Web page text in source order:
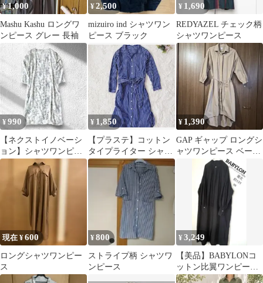
¥1,000
Mashu Kashu ロングワ
ンピース グレー 長袖
¥2,500
mizuiro ind シャツワン
ピース ブラック
¥ 1,690
REDYAZEL チェック柄
シャツワンピース
¥990
【ネクストイノベーシ
ョン】シャツワンピー
ス 花柄 袖ロールアップ
可 M-L
¥ 1,850
【プラステ】コットン
タイプライター シャツ
ワンピース ストライプ
柄 羽織 M
¥ 1,390
GAP ギャップ ロングシ
ャツワンピース ベージ
ュ XS ベルト付き
現在 ¥600
ロングシャツワンピー
ス
¥800
ストライプ柄 シャツワ
ンピース
¥3,249
【美品】BABYLONコ
ットン比翼ワンピース
黒 タックギャザーシ